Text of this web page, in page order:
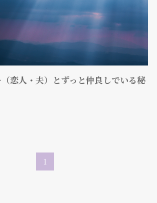
恋人・夫）とずっと仲良しでいる秘
1